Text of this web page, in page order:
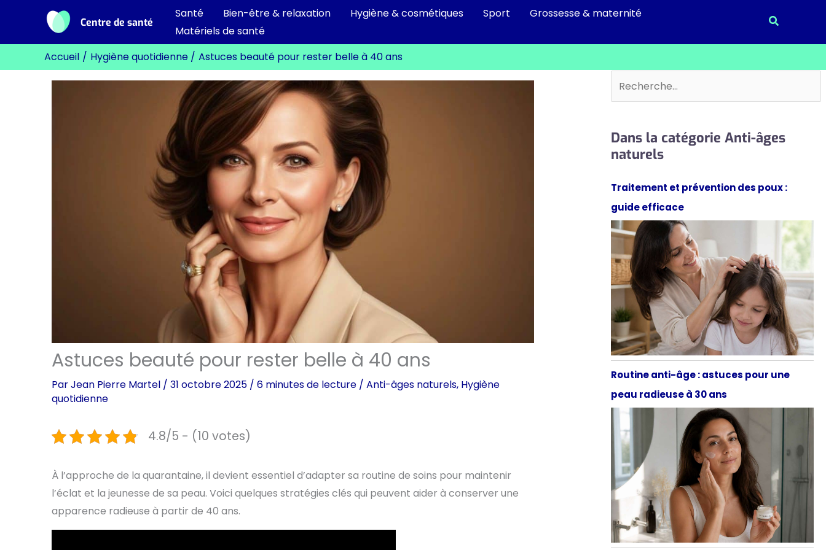
contenu
Centre de santé
Santé Bien-être & relaxation Hygiène & cosmétiques Sport
Grossesse & maternité
Matériels de santé
Accueil Hygiène quotidienne Astuces beauté pour rester belle à 40 ans
Astuces beauté pour rester belle à 40 ans
ParJean Pierre Martel / 31 octobre 2025 / 6 minutes de lecture / Anti-âges naturels, Hygiène
quotidienne
4.8/5 - (10 votes)
À l’approche de la quarantaine, il devient essentiel d’adapter sa routine de soins pour maintenir
l’éclat et la jeunesse de sa peau. Voici quelques stratégies clés qui peuvent aider à conserver une
apparence radieuse à partir de 40 ans.
Rechercher
Dans la catégorie Anti-âges
naturels
Traitement et prévention des poux :
guide efficace
Routine anti-âge : astuces pour une
peau radieuse à 30 ans